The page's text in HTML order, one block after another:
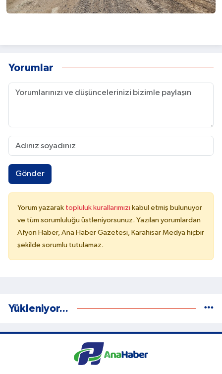
Yorumlar
Gönder
Yorum yazarak topluluk kurallarımızı kabul etmiş bulunuyor
ve tüm sorumluluğu üstleniyorsunuz. Yazılan yorumlardan
Afyon Haber, Ana Haber Gazetesi, Karahisar Medya hiçbir
şekilde sorumlu tutulamaz.
Yükleniyor...